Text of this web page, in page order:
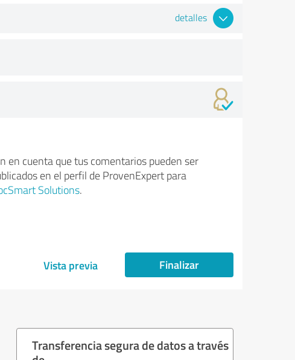
detalles
en cuenta que tus comentarios pueden ser
en el perfil de ProvenExpert para
Solutions.
Vista previa Finalizar
Transferencia segura de datos a través